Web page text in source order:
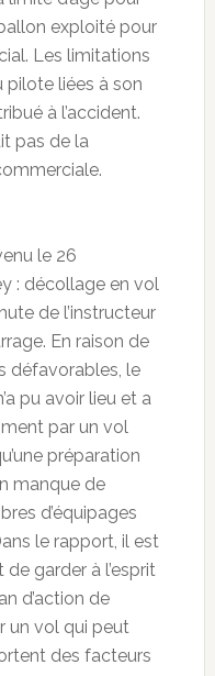
exploité pour
Les limitations
pilote liées à son
à l’accident.
pas de la
le 26
: décollage en vol
de l’instructeur
En raison de
défavorables, le
pu avoir lieu et a
par un vol
préparation
manque de
d’équipages
le rapport, il est
garder à l’esprit
d’action de
un vol qui peut
des facteurs